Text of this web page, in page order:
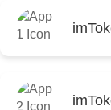
首页
石家庄